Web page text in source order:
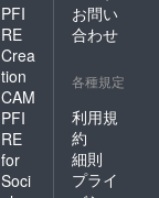
PFI
RE
Crea
tion
CAM
PFI
RE
for
Soci
お問い
合わせ
各種規定
利用規
約
細則
プライ